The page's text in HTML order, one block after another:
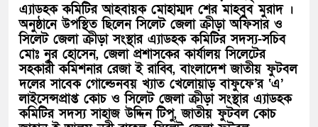
এ্যাডহক কমিটির আহবায়ক মোহাম্মদ শের মাহবুব মুরাদ ।
অনুষ্ঠানে উপস্থিত ছিলেন সিলেট জেলা ক্রীড়া অফিসার ও
সিলেট জেলা ক্রীড়া সংস্থার এ্যাডহক কমিটির সদস্য-সচিব
মোঃ নূর হোসেন, জেলা প্রশাসকের কার্যালয় সিলেটের
সহকারী কমিশনার রেজা ই রাব্বি, বাংলাদেশ জাতীয় ফুটবল
দলের সাবেক গোল্ডেনবয় খ্যাত খেলোয়াড় বাফুফে’র ‘এ’
লাইসেন্সপ্রাপ্ত কোচ ও সিলেট জেলা ক্রীড়া সংস্থার এ্যাডহক
কমিটির সদস্য সাহাজ উদ্দিন টিপু, জাতীয় ফুটবল কোচ